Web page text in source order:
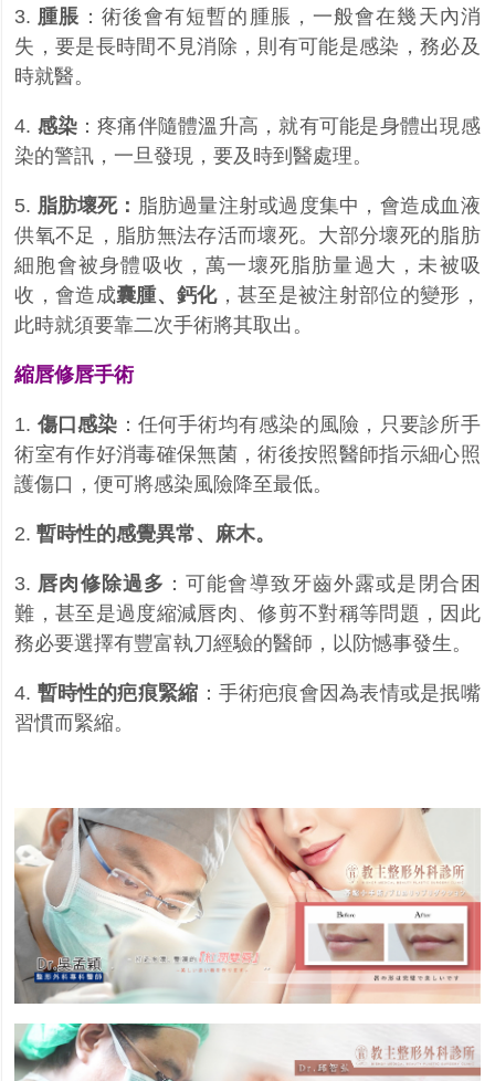
3. 腫脹 ：術後會有短暫的腫脹，一般會在幾天內消
失，要是長時間不見消除，則有可能是感染，務必及
時就醫。
4. 感染 ：疼痛伴隨體溫升高，就有可能是身體出現感
染的警訊，一旦發現，要及時到醫處理。
5. 脂肪壞死： 脂肪過量注射或過度集中，會造成血液
供氧不足，脂肪無法存活而壞死。大部分壞死的脂肪
細胞會被身體吸收，萬一壞死脂肪量過大，未被吸
收，會造成囊腫、鈣化，甚至是被注射部位的變形，
此時就須要靠二次手術將其取出。
縮唇修唇手術
1. 傷口感染 ：任何手術均有感染的風險，只要診所手
術室有作好消毒確保無菌，術後按照醫師指示細心照
護傷口，便可將感染風險降至最低。
2.暫時性的感覺異常、麻木。
3. 唇肉修除過多 ：可能會導致牙齒外露或是閉合困
難，甚至是過度縮減唇肉、修剪不對稱等問題，因此
務必要選擇有豐富執刀經驗的醫師，以防憾事發生。
4. 暫時性的疤痕緊縮 ：手術疤痕會因為表情或是抿嘴
習慣而緊縮。